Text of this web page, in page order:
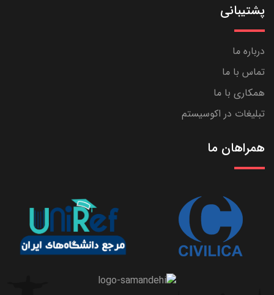
پشتیبانی
درباره ما
تماس با ما
همکاری با ما
تبلیغات در اکوسیستم
همراهان ما